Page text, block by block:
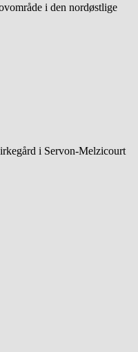
i den nordøstlige
i Servon-Melzicourt